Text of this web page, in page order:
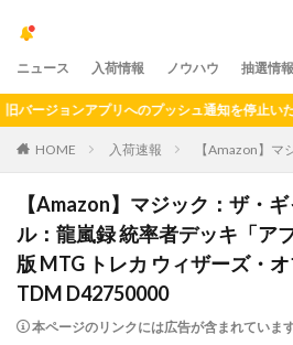
ニュース 入荷情報 ノウハウ 抽選情報
ョンアプリへのプッシュ通知を停止いたしま
HOME 入荷速報 【Amazon】
【Amazon】マジック：ザ・
ル：龍嵐録 統率者デッキ「ア
版 MTG トレカ ウィザーズ・
TDM D42750000
本ページのリンクには広告が含まれています